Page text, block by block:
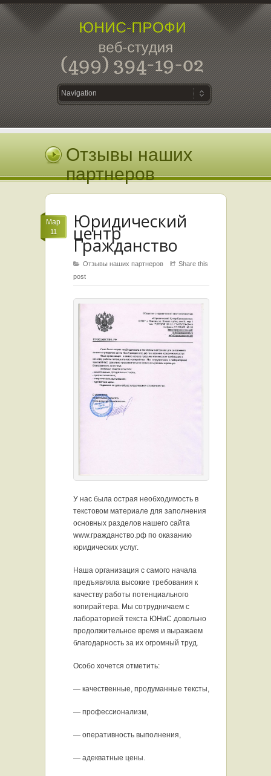
Отзывы наших
партнеров
Мар
11 Юридический
центр
Гражданство
Отзывы наших партнеров
Share this
post
У нас была острая необходимость в
текстовом материале для заполнения
основных разделов нашего сайта
www.гражданство.рф по оказанию
юридических услуг.
Наша организация с самого начала
предъявляла высокие требования к
качеству работы потенциального
копирайтера. Мы сотрудничаем с
лабораторией текста ЮНиС довольно
продолжительное время и выражаем
благодарность за их огромный труд.
Особо хочется отметить:
— качественные, продуманные тексты,
— профессионализм,
— оперативность выполнения,
— адекватные цены.